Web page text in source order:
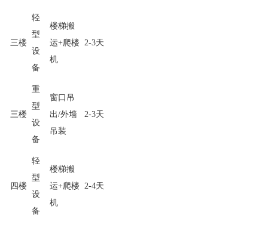
三楼
轻
型
设
备
楼梯搬
运+爬楼
机
2-3天
三楼
重
型
设
备
窗口吊
出/外墙
吊装
2-3天
四楼
轻
型
设
备
楼梯搬
运+爬楼
机
2-4天